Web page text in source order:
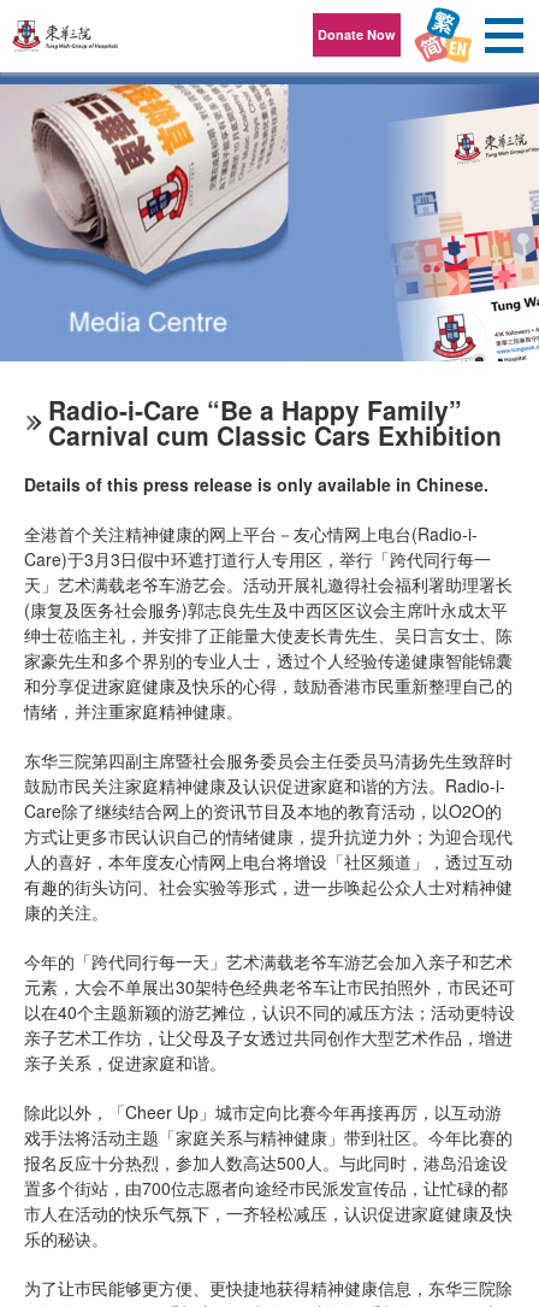
Donate Now
Radio-i-Care “Be a Happy Family”
Carnival cum Classic Cars Exhibition
Details of this press release is only available in Chinese.
全港首个关注精神健康的网上平台－友心情网上电台(Radio-i-
Care)于3月3日假中环遮打道行人专用区，举行「跨代同行每一
天」艺术满载老爷车游艺会。活动开展礼邀得社会福利署助理署长
(康复及医务社会服务)郭志良先生及中西区区议会主席叶永成太平
绅士莅临主礼，并安排了正能量大使麦长青先生、吴日言女士、陈
家豪先生和多个界别的专业人士，透过个人经验传递健康智能锦囊
和分享促进家庭健康及快乐的心得，鼓励香港市民重新整理自己的
情绪，并注重家庭精神健康。
东华三院第四副主席暨社会服务委员会主任委员马清扬先生致辞时
鼓励市民关注家庭精神健康及认识促进家庭和谐的方法。Radio-i-
Care除了继续结合网上的资讯节目及本地的教育活动，以O2O的
方式让更多市民认识自己的情绪健康，提升抗逆力外；为迎合现代
人的喜好，本年度友心情网上电台将增设「社区频道」，透过互动
有趣的街头访问、社会实验等形式，进一步唤起公众人士对精神健
康的关注。
今年的「跨代同行每一天」艺术满载老爷车游艺会加入亲子和艺术
元素，大会不单展出30架特色经典老爷车让市民拍照外，市民还可
以在40个主题新颖的游艺摊位，认识不同的减压方法；活动更特设
亲子艺术工作坊，让父母及子女透过共同创作大型艺术作品，增进
亲子关系，促进家庭和谐。
除此以外，「Cheer Up」城市定向比赛今年再接再厉，以互动游
戏手法将活动主题「家庭关系与精神健康」带到社区。今年比赛的
报名反应十分热烈，参加人数高达500人。与此同时，港岛沿途设
置多个街站，由700位志愿者向途经巿民派发宣传品，让忙碌的都
市人在活动的快乐气氛下，一齐轻松减压，认识促进家庭健康及快
乐的秘诀。
为了让巿民能够更方便、更快捷地获得精神健康信息，东华三院除